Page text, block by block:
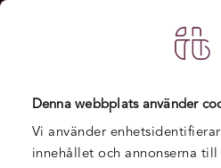
Denna webbplats använder
Vi använder
innehållet och annonserna till